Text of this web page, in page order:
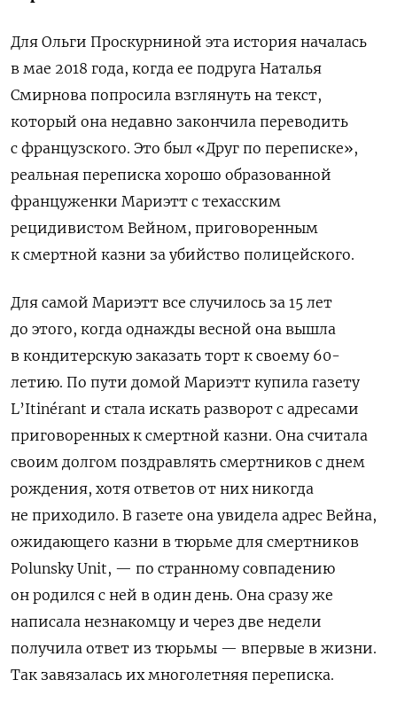
Для Ольги Проскурниной эта история началась
в мае 2018 года, когда ее подруга Наталья
Смирнова попросила взглянуть на текст,
который она недавно закончила переводить
с французского. Это был «Друг по переписке»,
реальная переписка хорошо образованной
француженки Мариэтт с техасским
рецидивистом Вейном, приговоренным
к смертной казни за убийство полицейского.
Для самой Мариэтт все случилось за 15 лет
до этого, когда однажды весной она вышла
в кондитерскую заказать торт к своему 60-
летию. По пути домой Мариэтт купила газету
L’Itinérant и стала искать разворот с адресами
приговоренных к смертной казни. Она считала
своим долгом поздравлять смертников с днем
рождения, хотя ответов от них никогда
не приходило. В газете она увидела адрес Вейна,
ожидающего казни в тюрьме для смертников
Polunsky Unit, — по странному совпадению
он родился с ней в один день. Она сразу же
написала незнакомцу и через две недели
получила ответ из тюрьмы — впервые в жизни.
Так завязалась их многолетняя переписка.